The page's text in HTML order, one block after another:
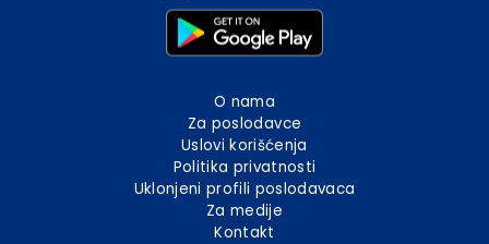
O nama
Za poslodavce
Uslovi korišćenja
Politika privatnosti
Uklonjeni profili poslodavaca
Za medije
Kontakt